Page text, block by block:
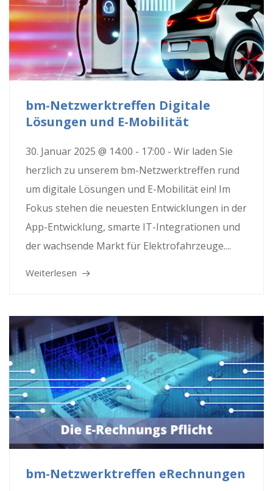
bm-Netzwerktreffen Digitale
Lösungen und E-Mobilität
30. Januar 2025 @ 14:00 - 17:00 - Wir laden Sie
herzlich zu unserem bm-Netzwerktreffen rund
um digitale Lösungen und E-Mobilität ein! Im
Fokus stehen die neuesten Entwicklungen in der
App-Entwicklung, smarte IT-Integrationen und
der wachsende Markt für Elektrofahrzeuge....
Weiterlesen
bm-Netzwerktreffen eRechnungen